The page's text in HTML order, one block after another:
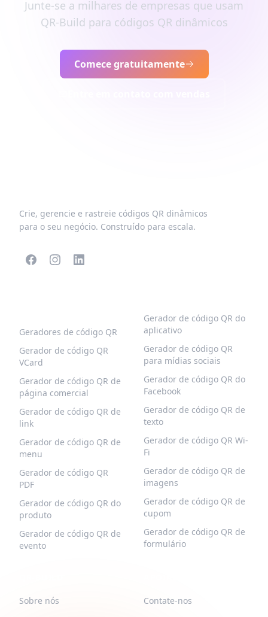
Junte-se a milhares de empresas que usam
QR-Build para códigos QR dinâmicos
Comece gratuitamente
Crie, gerencie e rastreie códigos QR dinâmicos
para o seu negócio. Construído para escala.
Geradores de código QR
Gerador de código QR
VCard
Gerador de código QR de
página comercial
Gerador de código QR de
link
Gerador de código QR de
menu
Gerador de código QR
PDF
Gerador de código QR do
produto
Gerador de código QR de
evento
Gerador de código QR do
aplicativo
Gerador de código QR
para mídias sociais
Gerador de código QR do
Facebook
Gerador de código QR de
texto
Gerador de código QR Wi-
Fi
Gerador de código QR de
imagens
Gerador de código QR de
cupom
Gerador de código QR de
formulário
Sobre nós
Contate-nos